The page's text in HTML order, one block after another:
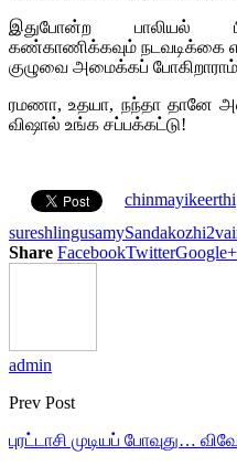
இதுபோன்ற பாலியல்
கண்காணிக்கவும் நடவடிக்கை
குழுவை அமைக்கப்
ரமணா, உதயா, நந்தா தானே
விஷால் உங்க சப்பக்கட்டு!
chinmayikeerthi
sureshlingusamySandakozhi2
Share FacebookTwitterGoogle+
admin
Prev Post
புரட்டாசி முடியப் போவுது…